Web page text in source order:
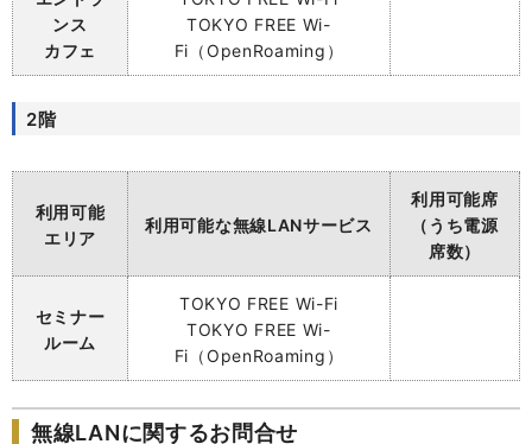
ンス
カフェ
TOKYO FREE Wi-
Fi（OpenRoaming）
2階
利用可能
エリア
利用可能な無線LANサービス
利用可能席
（うち電源
席数）
セミナー
ルーム
TOKYO FREE Wi-Fi
TOKYO FREE Wi-
Fi（OpenRoaming）
無線LANに関するお問合せ